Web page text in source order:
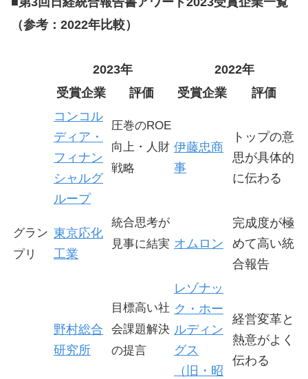
（参考：2022年比較）
2023年
2022年
受賞企業
評価 受賞企業 評価
グラン
プリ
コンコル
ディア・
フィナン
シャルグ
ループ
圧巻のROE
向上・人財
戦略
伊藤忠商
事
トップの意
思が具体的
に伝わる
東京応化
工業
統合思考が
見事に結実 オムロン
完成度が極
めて高い統
合報告
野村総合
研究所
目標高い社
会課題解決
の提言
レゾナッ
ク・ホー
ルディン
グス
（旧・昭
経営変革と
熱意がよく
伝わる